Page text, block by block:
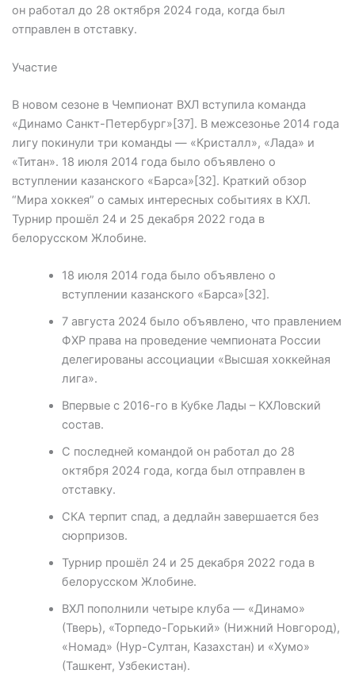
он работал до 28 октября 2024 года, когда был
отправлен в отставку.
Участие
В новом сезоне в Чемпионат ВХЛ вступила команда
«Динамо Санкт-Петербург»[37]. В межсезонье 2014 года
лигу покинули три команды — «Кристалл», «Лада» и
«Титан». 18 июля 2014 года было объявлено о
вступлении казанского «Барса»[32]. Краткий обзор
“Мира хоккея” о самых интересных событиях в КХЛ.
Турнир прошёл 24 и 25 декабря 2022 года в
белорусском Жлобине.
18 июля 2014 года было объявлено о
вступлении казанского «Барса»[32].
7 августа 2024 было объявлено, что правлением
ФХР права на проведение чемпионата России
делегированы ассоциации «Высшая хоккейная
лига».
Впервые с 2016-го в Кубке Лады – КХЛовский
состав.
С последней командой он работал до 28
октября 2024 года, когда был отправлен в
отставку.
СКА терпит спад, а дедлайн завершается без
сюрпризов.
Турнир прошёл 24 и 25 декабря 2022 года в
белорусском Жлобине.
ВХЛ пополнили четыре клуба — «Динамо»
(Тверь), «Торпедо-Горький» (Нижний Новгород),
«Номад» (Нур-Султан, Казахстан) и «Хумо»
(Ташкент, Узбекистан).